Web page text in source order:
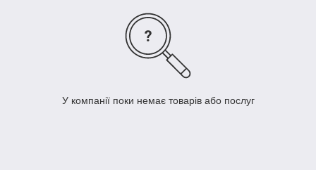
У компанії поки немає товарів або послуг